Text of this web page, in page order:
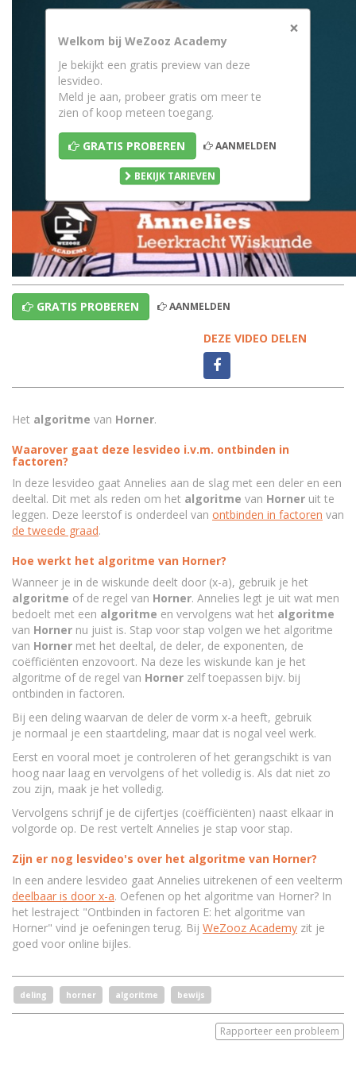
×
Welkom bij WeZooz Academy
Je bekijkt een gratis preview van deze
lesvideo.
Meld je aan, probeer gratis om meer te
zien of koop meteen toegang.
GRATIS PROBEREN AANMELDEN
BEKIJK TARIEVEN
GRATIS PROBEREN AANMELDEN
DEZE VIDEO DELEN
Het algoritme van Horner.
Waarover gaat deze lesvideo i.v.m. ontbinden in
factoren?
In deze lesvideo gaat Annelies aan de slag met een deler en een
deeltal. Dit met als reden om het algoritme van Horner uit te
leggen. Deze leerstof is onderdeel van ontbinden in factoren van
de tweede graad.
Hoe werkt het algoritme van Horner?
Wanneer je in de wiskunde deelt door (x-a), gebruik je het
algoritme of de regel van Horner. Annelies legt je uit wat men
bedoelt met een algoritme en vervolgens wat het algoritme
van Horner nu juist is. Stap voor stap volgen we het algoritme
van Horner met het deeltal, de deler, de exponenten, de
coëfficiënten enzovoort. Na deze les wiskunde kan je het
algoritme of de regel van Horner zelf toepassen bijv. bij
ontbinden in factoren.
Bij een deling waarvan de deler de vorm x-a heeft, gebruik
je normaal je een staartdeling, maar dat is nogal veel werk.
Eerst en vooral moet je controleren of het gerangschikt is van
hoog naar laag en vervolgens of het volledig is. Als dat niet zo
zou zijn, maak je het volledig.
Vervolgens schrijf je de cijfertjes (coëfficiënten) naast elkaar in
volgorde op. De rest vertelt Annelies je stap voor stap.
Zijn er nog lesvideo's over het algoritme van Horner?
In een andere lesvideo gaat Annelies uitrekenen of een veelterm
deelbaar is door x-a. Oefenen op het algoritme van Horner? In
het lestraject "Ontbinden in factoren E: het algoritme van
Horner" vind je oefeningen terug. Bij WeZooz Academy zit je
goed voor online bijles.
deling horner algoritme bewijs
Rapporteer een probleem